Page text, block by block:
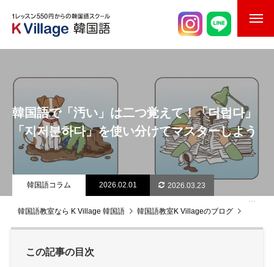
校舎案内
ご入校までの流れ
韓国語講師紹介
スケジュール
K Village韓国留学
韓国語で「汚い」は二つ覚えて！「더럽다」
「지저분하다」を使い分けてマスターしよう
韓国語コラム 2026.02.01 2026.03.23
韓国語教室なら K Village 韓国語 韓国語教室K Villageのブログ
この記事の目次